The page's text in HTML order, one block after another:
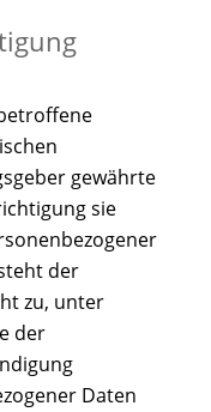
gewährte
sie
der
zu, unter
der
Daten